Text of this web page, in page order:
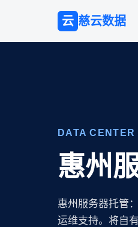
云 慈云数据
DATA CENTER
惠州
惠州服务器托管
运维支持。将自